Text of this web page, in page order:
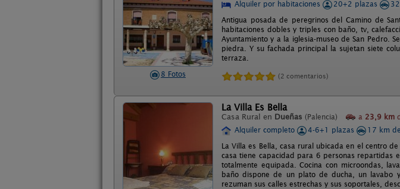
8 Fotos
Alquiler por habitaciones
20+2 plazas
Antigua posada de peregrinos del Camino de
habitaciones dobles y triples con baño, tv,
Ayuntamiento y a la iglesia-museo de San Pedro.
piedra. Y su fachada principal la sujetan siete
terraza.
(2 comentarios)
La Villa Es Bella
Casa Rural en Dueñas (Palencia) a 23,9 km
Alquiler completo
4-6+1 plazas
17 km
La Villa es Bella, casa rural ubicada en el centro
casa tiene capacidad para 6 personas repartidas
totalmente equipada. Cocina con microondas,
baño dispone de un plato de ducha, un lavabo
rezuman sus calles estrechas y sus soportales,